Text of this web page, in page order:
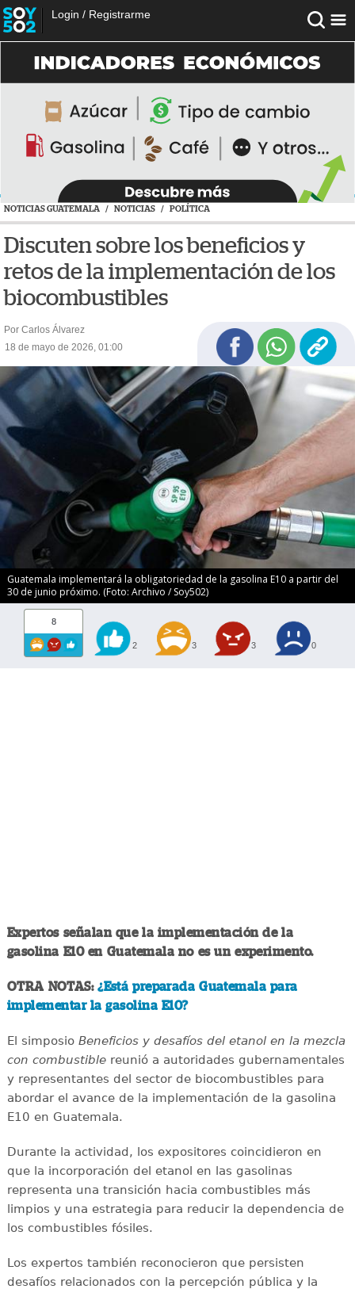
Login / Registrarme
NOTICIAS GUATEMALA / NOTICIAS / POLÍTICA
Discuten sobre los beneficios y
retos de la implementación de los
biocombustibles
Por Carlos Álvarez
18 de mayo de 2026, 01:00
Guatemala implementará la obligatoriedad de la gasolina E10 a partir del
30 de junio próximo. (Foto: Archivo / Soy502)
8
2 3 3 0
Expertos señalan que la implementación de la
gasolina E10 en Guatemala no es un experimento.
OTRA NOTAS:¿Está preparada Guatemala para
implementar la gasolina E10?
El simposioBeneficios y desafíos del etanol en la mezcla
con combustiblereunió a autoridades gubernamentales
y representantes del sector de biocombustibles para
abordar el avance de la implementación de la gasolina
E10 en Guatemala.
Durante la actividad, los expositores coincidieron en
que la incorporación del etanol en las gasolinas
representa una transición hacia combustibles más
limpios y una estrategia para reducir la dependencia de
los combustibles fósiles.
Los expertos también reconocieron que persisten
desafíos relacionados con la percepción pública y la